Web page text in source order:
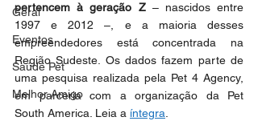
Geral
Eventos
Saúde Pet
Melhor Amigo
pertencem à geração Z – nascidos entre
1997 e 2012 –, e a maioria desses
empreendedores está concentrada na
Região Sudeste. Os dados fazem parte de
uma pesquisa realizada pela Pet 4 Agency,
em parceria com a organização da Pet
South America. Leia a íntegra